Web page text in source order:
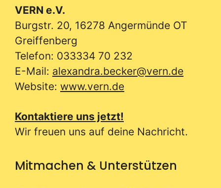
VERN e.V.
Burgstr. 20, 16278 Angermünde OT
Greiffenberg
Telefon: 033334 70 232
E-Mail: alexandra.becker@vern.de
Website: www.vern.de
Kontaktiere uns jetzt!
Wir freuen uns auf deine Nachricht.
Mitmachen & Unterstützen